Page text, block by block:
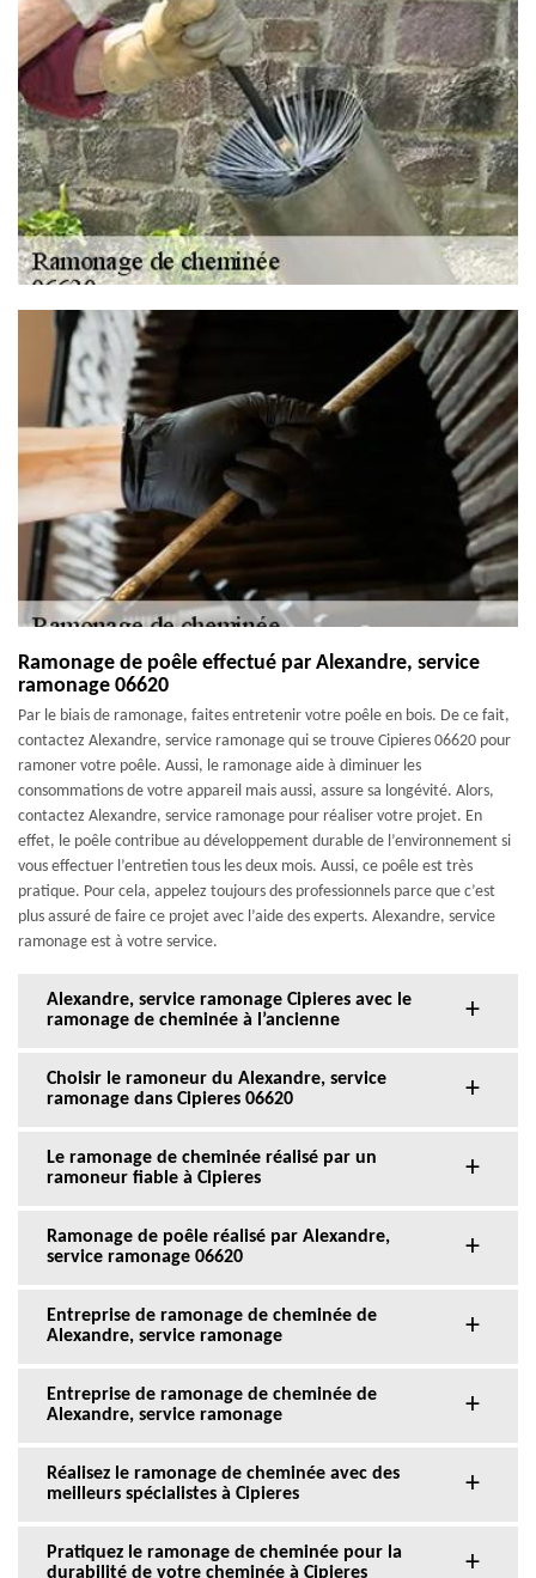
Ramonage de poêle effectué par Alexandre, service
ramonage 06620
Par le biais de ramonage, faites entretenir votre poêle en bois. De ce fait,
contactez Alexandre, service ramonage qui se trouve Cipieres 06620 pour
ramoner votre poêle. Aussi, le ramonage aide à diminuer les
consommations de votre appareil mais aussi, assure sa longévité. Alors,
contactez Alexandre, service ramonage pour réaliser votre projet. En
effet, le poêle contribue au développement durable de l’environnement si
vous effectuer l’entretien tous les deux mois. Aussi, ce poêle est très
pratique. Pour cela, appelez toujours des professionnels parce que c’est
plus assuré de faire ce projet avec l’aide des experts. Alexandre, service
ramonage est à votre service.
Alexandre, service ramonage Cipieres avec le
ramonage de cheminée à l’ancienne
Choisir le ramoneur du Alexandre, service
ramonage dans Cipieres 06620
Le ramonage de cheminée réalisé par un
ramoneur fiable à Cipieres
Ramonage de poêle réalisé par Alexandre,
service ramonage 06620
Entreprise de ramonage de cheminée de
Alexandre, service ramonage
Entreprise de ramonage de cheminée de
Alexandre, service ramonage
Réalisez le ramonage de cheminée avec des
meilleurs spécialistes à Cipieres
Pratiquez le ramonage de cheminée pour la
durabilité de votre cheminée à Cipieres